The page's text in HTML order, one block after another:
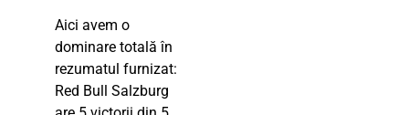
Aici avem o
dominare totală în
rezumatul furnizat:
Red Bull Salzburg